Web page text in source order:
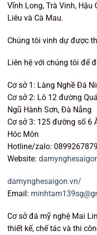
Vĩnh Long, Trà Vinh, Hậu
Liêu và Cà Mau.
Chúng tôi vinh dự được
Liên hệ với chúng tôi để
Cơ sở 1: Làng Nghề Đá
Cơ sở 2: Lô 12 đường
Ngũ Hành Sơn, Đà Nẵng
Cơ sở 3: 125 đường số 6
Hóc Môn
Hotline/zalo: 0899267879
Website:
damynghesaigon.vn/
Email:
Cơ sở đá mỹ nghệ Mai
thiết kế, chế tác và thi